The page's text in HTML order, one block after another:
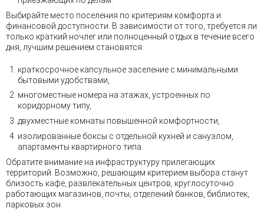
Выбирайте место поселения по критериям комфорта и
финансовой доступности. В зависимости от того, требуется ли
только краткий ночлег или полноценный отдых в течение всего
дня, лучшим решением становятся:
краткосрочное капсульное заселение с минимальными
бытовыми удобствами,
многоместные номера на этажах, устроенных по
коридорному типу,
двухместные комнаты повышенной комфортности,
изолированные боксы с отдельной кухней и санузлом,
апартаменты квартирного типа.
Обратите внимание на инфраструктуру прилегающих
территорий. Возможно, решающим критерием выбора станут
близость кафе, развлекательных центров, круглосуточно
работающих магазинов, почты, отделений банков, библиотек,
парковых зон.